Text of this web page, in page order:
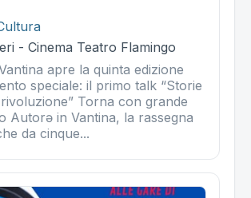
- Cinema Teatro Flamingo
apre la quinta edizione
speciale: il primo talk “Storie
Torna con grande
Autorə in Vantina, la rassegna
da cinque...